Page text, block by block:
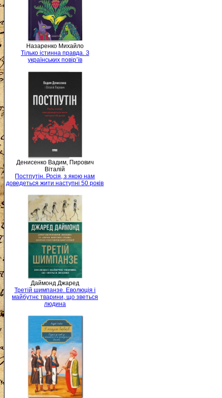
Назаренко Михайло
Тілько істинна правда. З
українських повір’їв
Денисенко Вадим, Пирович
Віталій
Постпутін. Росія, з якою нам
доведеться жити наступні 50 років
Даймонд Джаред
Третій шимпанзе. Еволюція і
майбутнє тварини, що зветься
людина